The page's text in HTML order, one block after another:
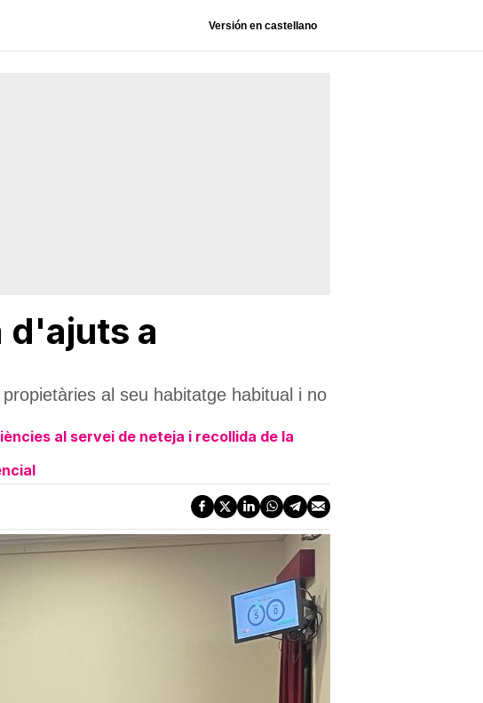
Versión en castellano
d'ajuts a
al seu habitatge habitual i no
al servei de neteja i recollida de la